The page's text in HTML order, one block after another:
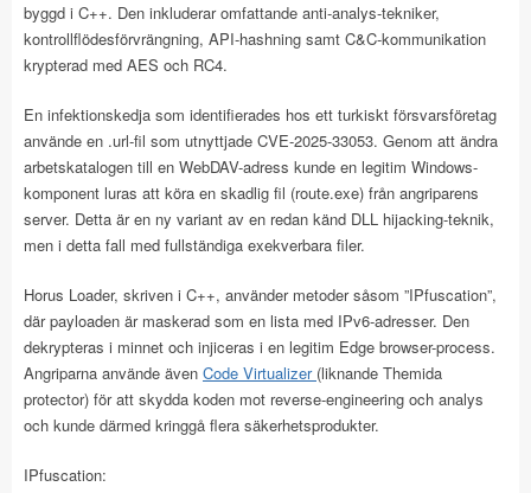
byggd i C++. Den inkluderar omfattande anti-analys-tekniker,
kontrollflödesförvrängning, API-hashning samt C&C-kommunikation
krypterad med AES och RC4.
En infektionskedja som identifierades hos ett turkiskt försvarsföretag
använde en .url-fil som utnyttjade CVE-2025-33053. Genom att ändra
arbetskatalogen till en WebDAV-adress kunde en legitim Windows-
komponent luras att köra en skadlig fil (route.exe) från angriparens
server. Detta är en ny variant av en redan känd DLL hijacking-teknik,
men i detta fall med fullständiga exekverbara filer.
Horus Loader, skriven i C++, använder metoder såsom ”IPfuscation”,
där payloaden är maskerad som en lista med IPv6-adresser. Den
dekrypteras i minnet och injiceras i en legitim Edge browser-process.
Angriparna använde även Code Virtualizer (liknande Themida
protector) för att skydda koden mot reverse-engineering och analys
och kunde därmed kringgå flera säkerhetsprodukter.
IPfuscation: